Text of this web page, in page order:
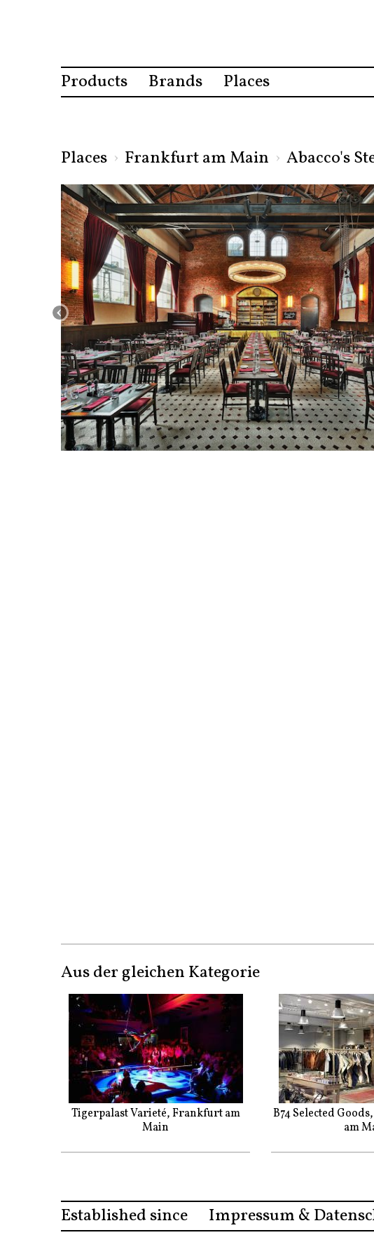
Products Brands Places
Places › Frankfurt am Main › Abacco's
‹
Aus der gleichen Kategorie
Tigerpalast Varieté, Frankfurt am
Main
B74 Selected
am
Established since Impressum &